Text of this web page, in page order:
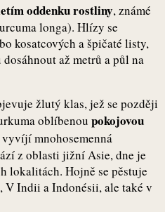
oddenku rostliny, známé
longa). Hlízy se
kosatcových a špičaté listy,
až metrů a půl na
žlutý klas, jež se později
oblíbenou pokojovou
mnohosemenná
z oblasti jižní Asie, dne je
lokalitách. Hojně se pěstuje
V Indii a Indonésii, ale také v